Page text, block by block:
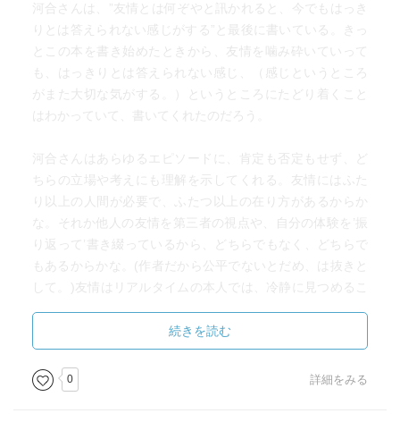
河合さんは、”友情とは何ぞやと訊かれると、今でもはっき
りとは答えられない感じがする”と最後に書いている。きっ
とこの本を書き始めたときから、友情を噛み砕いていって
も、はっきりとは答えられない感じ、（感じというところ
がまた大切な気がする。）というところにたどり着くこと
はわかっていて、書いてくれたのだろう。
河合さんはあらゆるエピソードに、肯定も否定もせず、ど
ちらの立場や考えにも理解を示してくれる。友情にはふた
り以上の人間が必要で、ふたつ以上の在り方があるからか
な。それか他人の友情を第三者の視点や、自分の体験を’振
り返って’書き綴っているから、どちらでもなく、どちらで
もあるからかな。(作者だから公平でないとだめ、は抜きと
して。)友情はリアルタイムの本人では、冷静に見つめるこ
だって普段の生活の中で、もし裏切られたとしたら、相手
の裏切る心理を分析する以前に激高する気がする！（そこ
で激高しないことが友情！？冒頭、トランクに死体があっ
ても黙って話に乗ってくれる人＝友人からすると。）
続きを読む
0 詳細をみる